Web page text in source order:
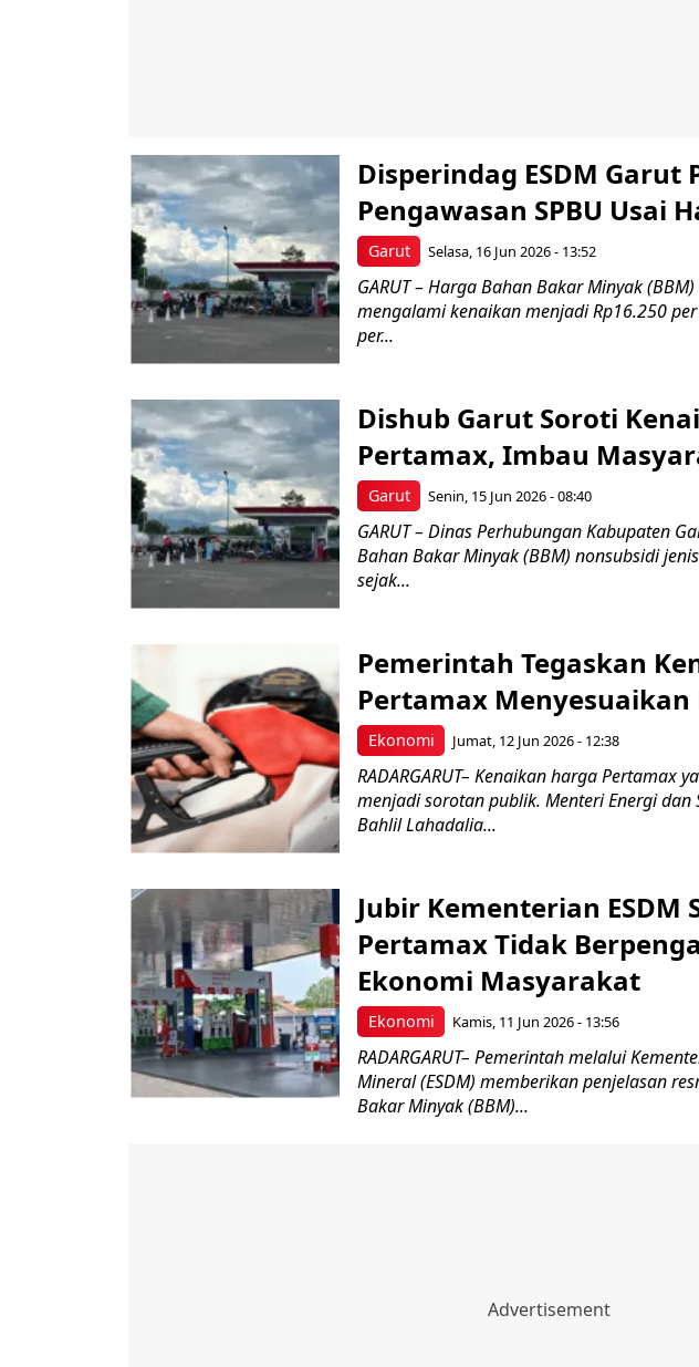
Garut
Disperindag ESDM Garut
Pengawasan SPBU Usai
Selasa, 16 Jun 2026 - 13:52
GARUT – Harga Bahan Bakar Minyak
mengalami kenaikan menjadi Rp16.250
per...
Garut
Dishub Garut Soroti
Pertamax, Imbau
Senin, 15 Jun 2026 - 08:40
GARUT – Dinas Perhubungan Kabupaten
Bahan Bakar Minyak (BBM) nonsubsidi
sejak...
Ekonomi
Pemerintah Tegaskan
Pertamax Menyesuaikan
Jumat, 12 Jun 2026 - 12:38
RADARGARUT– Kenaikan harga Pertamax
menjadi sorotan publik. Menteri Energi dan
Bahlil Lahadalia...
Ekonomi
Jubir Kementerian ESDM
Pertamax Tidak
Ekonomi Masyarakat
Kamis, 11 Jun 2026 - 13:56
RADARGARUT– Pemerintah melalui
Mineral (ESDM) memberikan penjelasan
Bakar Minyak (BBM)...